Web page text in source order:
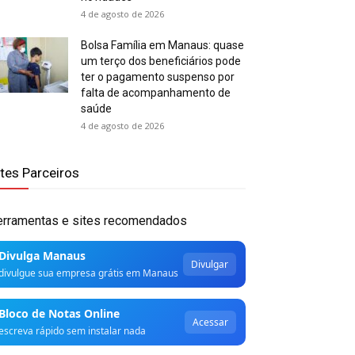
4 de agosto de 2026
Bolsa Família em Manaus: quase
um terço dos beneficiários pode
ter o pagamento suspenso por
falta de acompanhamento de
saúde
4 de agosto de 2026
Parceiros
e sites recomendados
Manaus
sua empresa grátis em Manaus
Divulgar
de Notas Online
rápido sem instalar nada
Acessar